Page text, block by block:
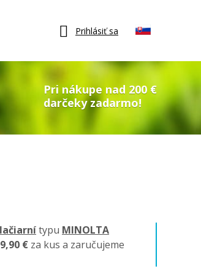
Prihlásiť sa
Pri nákupe nad 200 €
darčeky zadarmo!
typu MINOLTA
€ za kus a zaručujeme